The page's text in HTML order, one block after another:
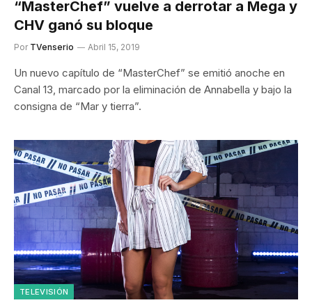
“MasterChef” vuelve a derrotar a Mega y
CHV ganó su bloque
Por TVenserio Abril 15, 2019
Un nuevo capítulo de “MasterChef” se emitió anoche en
Canal 13, marcado por la eliminación de Annabella y bajo la
consigna de “Mar y tierra”.
TELEVISIÓN